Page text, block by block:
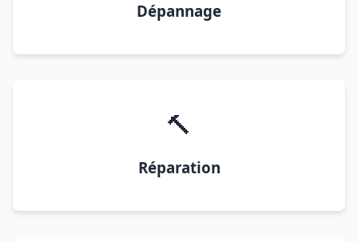
Dépannage
🔨
Réparation